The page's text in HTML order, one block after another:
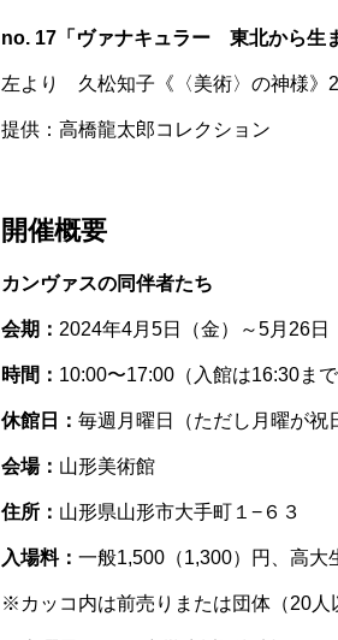
no. 17「ヴァナキュラー 東北から生
左より 久松知子《〈美術〉の神様》
提供：高橋龍太郎コレクション
開催概要
カンヴァスの同伴者たち
会期： 2024年4月5日（金）～5月26日
時間： 10:00〜17:00（入館は16:30まで
休館日： 毎週月曜日（ただし月曜が祝
会場： 山形美術館
住所： 山形県山形市大手町１−６３
入場料： 一般1,500（1,300）円、高大
※カッコ内は前売りまたは団体（20人